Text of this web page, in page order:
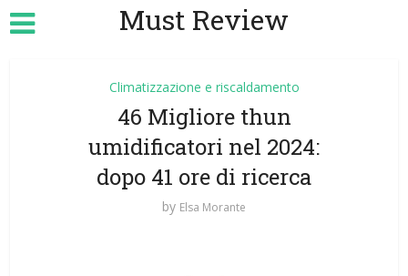
Must Review
Climatizzazione e riscaldamento
46 Migliore thun
umidificatori nel 2024:
dopo 41 ore di ricerca
by Elsa Morante